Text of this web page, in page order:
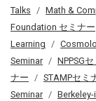
Talks
Math &
Foundation セミナー
Learning
Seminar
NPPSG
ナー
STAMPセミ
Seminar